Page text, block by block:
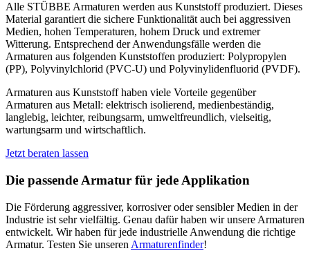
Alle STÜBBE Armaturen werden aus Kunststoff produziert. Dieses
Material garantiert die sichere Funktionalität auch bei aggressiven
Medien, hohen Temperaturen, hohem Druck und extremer
Witterung. Entsprechend der Anwendungsfälle werden die
Armaturen aus folgenden Kunststoffen produziert: Polypropylen
(PP), Polyvinylchlorid (PVC-U) und Polyvinylidenfluorid (PVDF).
Armaturen aus Kunststoff haben viele Vorteile gegenüber
Armaturen aus Metall: elektrisch isolierend, medienbeständig,
langlebig, leichter, reibungsarm, umweltfreundlich, vielseitig,
wartungsarm und wirtschaftlich.
Jetzt beraten lassen
Die passende Armatur für jede Applikation
Die Förderung aggressiver, korrosiver oder sensibler Medien in der
Industrie ist sehr vielfältig. Genau dafür haben wir unsere Armaturen
entwickelt. Wir haben für jede industrielle Anwendung die richtige
Armatur. Testen Sie unseren Armaturenfinder!